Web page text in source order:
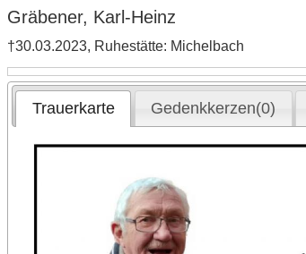
Gräbener, Karl-Heinz
†30.03.2023, Ruhestätte: Michelbach
Trauerkarte Gedenkkerzen(0)